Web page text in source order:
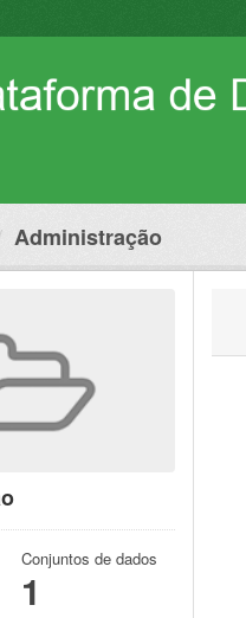
Administração
Conjuntos de dados
1